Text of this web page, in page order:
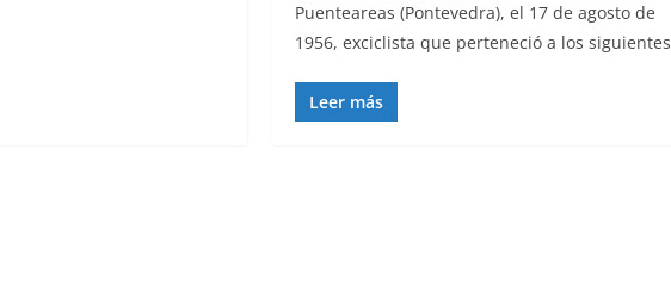
Puenteareas (Pontevedra), el 17 de agosto de
1956, exciclista que perteneció a los siguientes
Leer más